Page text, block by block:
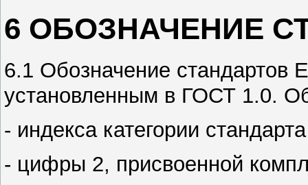
6 ОБОЗНАЧЕНИЕ
6.1 Обозначение стандартов
установленным в ГОСТ 1.0.
- индекса категории
- цифры 2, присвоенной